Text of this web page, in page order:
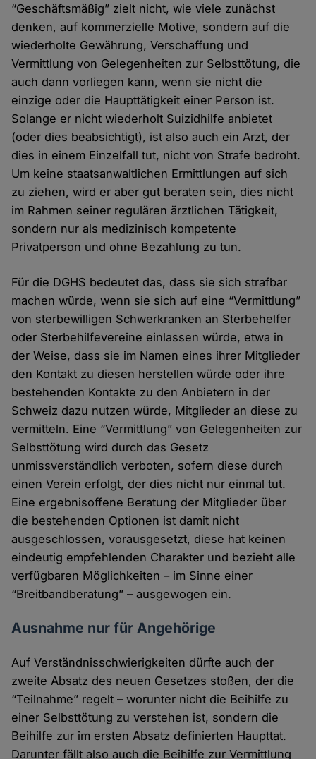
“Geschäftsmäßig” zielt nicht, wie viele zunächst
denken, auf kommerzielle Motive, sondern auf die
wiederholte Gewährung, Verschaffung und
Vermittlung von Gelegenheiten zur Selbsttötung, die
auch dann vorliegen kann, wenn sie nicht die
einzige oder die Haupttätigkeit einer Person ist.
Solange er nicht wiederholt Suizidhilfe anbietet
(oder dies beabsichtigt), ist also auch ein Arzt, der
dies in einem Einzelfall tut, nicht von Strafe bedroht.
Um keine staatsanwaltlichen Ermittlungen auf sich
zu ziehen, wird er aber gut beraten sein, dies nicht
im Rahmen seiner regulären ärztlichen Tätigkeit,
sondern nur als medizinisch kompetente
Privatperson und ohne Bezahlung zu tun.
Für die DGHS bedeutet das, dass sie sich strafbar
machen würde, wenn sie sich auf eine “Vermittlung”
von sterbewilligen Schwerkranken an Sterbehelfer
oder Sterbehilfevereine einlassen würde, etwa in
der Weise, dass sie im Namen eines ihrer Mitglieder
den Kontakt zu diesen herstellen würde oder ihre
bestehenden Kontakte zu den Anbietern in der
Schweiz dazu nutzen würde, Mitglieder an diese zu
vermitteln. Eine “Vermittlung” von Gelegenheiten zur
Selbsttötung wird durch das Gesetz
unmissverständlich verboten, sofern diese durch
einen Verein erfolgt, der dies nicht nur einmal tut.
Eine ergebnisoffene Beratung der Mitglieder über
die bestehenden Optionen ist damit nicht
ausgeschlossen, vorausgesetzt, diese hat keinen
eindeutig empfehlenden Charakter und bezieht alle
verfügbaren Möglichkeiten – im Sinne einer
“Breitbandberatung” – ausgewogen ein.
Ausnahme nur für Angehörige
Auf Verständnisschwierigkeiten dürfte auch der
zweite Absatz des neuen Gesetzes stoßen, der die
“Teilnahme” regelt – worunter nicht die Beihilfe zu
einer Selbsttötung zu verstehen ist, sondern die
Beihilfe zur im ersten Absatz definierten Haupttat.
Darunter fällt also auch die Beihilfe zur Vermittlung